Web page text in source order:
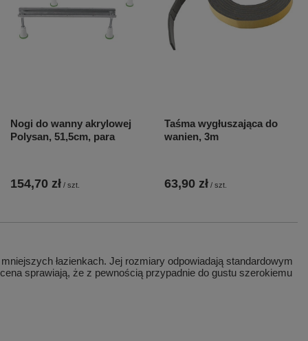
Nogi do wanny akrylowej
Polysan, 51,5cm, para
154,70 zł / szt.
Taśma wygłuszająca do
wanien, 3m
63,90 zł / szt.
łazienkach. Jej rozmiary odpowiadają standardowym
sprawiają, że z pewnością przypadnie do gustu szerokiemu